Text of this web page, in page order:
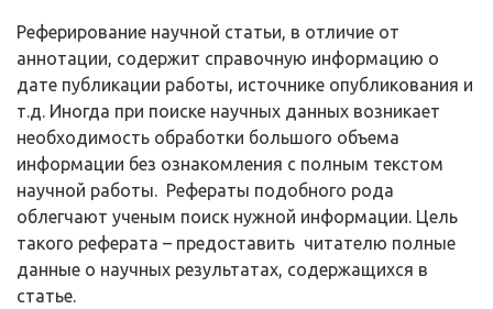
Реферирование научной статьи, в отличие от
аннотации, содержит справочную информацию о
дате публикации работы, источнике опубликования и
т.д. Иногда при поиске научных данных возникает
необходимость обработки большого объема
информации без ознакомления с полным текстом
научной работы. Рефераты подобного рода
облегчают ученым поиск нужной информации. Цель
такого реферата – предоставить читателю полные
данные о научных результатах, содержащихся в
статье.